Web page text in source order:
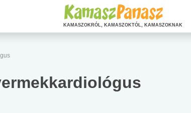
KAMASZOKRÓL, KAMASZOKTÓL, KAMASZOKNAK